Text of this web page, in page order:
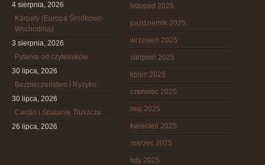
4 sierpnia, 2026
Karpaty (Europa Środkowo-
Wschodnia)
3 sierpnia, 2026
Pytania od czytelników
30 lipca, 2026
Bezpieczeństwo i Ryzyko
30 lipca, 2026
Cardio i Spalanie Tłuszczu
26 lipca, 2026
listopad 2025
październik 2025
wrzesień 2025
sierpień 2025
lipiec 2025
czerwiec 2025
maj 2025
kwiecień 2025
marzec 2025
luty 2025